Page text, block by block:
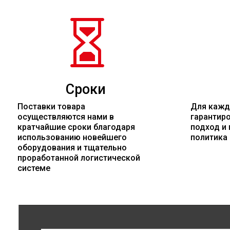

Сроки
Поставки товара
осуществляются нами в
кратчайшие сроки благодаря
использованию новейшего
оборудования и тщательно
проработанной логистической
системе
Для
подход и
политика